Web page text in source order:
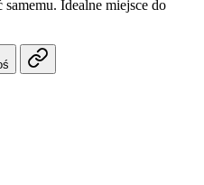
Idealne miejsce do